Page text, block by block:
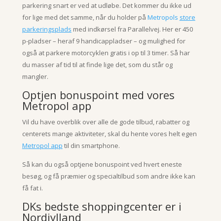
parkering snart er ved at udløbe. Det kommer du ikke ud
for lige med det samme, når du holder på Metropols store
parkeringsplads med indkørsel fra Parallelvej. Her er 450
p-pladser – heraf 9 handicappladser – og mulighed for
også at parkere motorcyklen gratis i op til 3 timer. Så har
du masser af tid til at finde lige det, som du står og
mangler.
Optjen bonuspoint med vores
Metropol app
Vil du have overblik over alle de gode tilbud, rabatter og
centerets mange aktiviteter, skal du hente vores helt egen
Metropol app til din smartphone.
Så kan du også optjene bonuspoint ved hvert eneste
besøg, og få præmier og specialtilbud som andre ikke kan
få fat i.
DKs bedste shoppingcenter er i
Nordjylland